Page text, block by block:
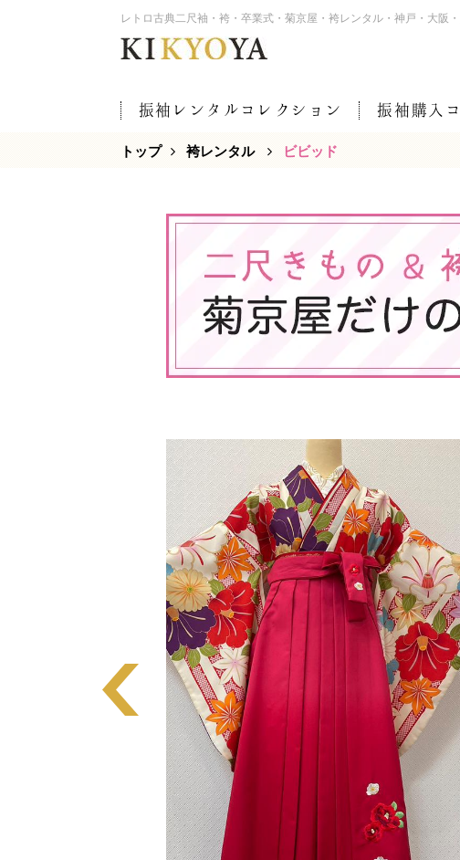
レトロ古典二尺袖・袴・卒業式・菊京屋・袴レンタル・神戸・大阪
振袖レンタルコレクション 振袖購入
トップ 袴レンタル ビビッド